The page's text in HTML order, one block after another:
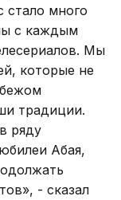
стало много
с каждым
Мы
которые не
традиции.
ряду
Абая,
- сказал